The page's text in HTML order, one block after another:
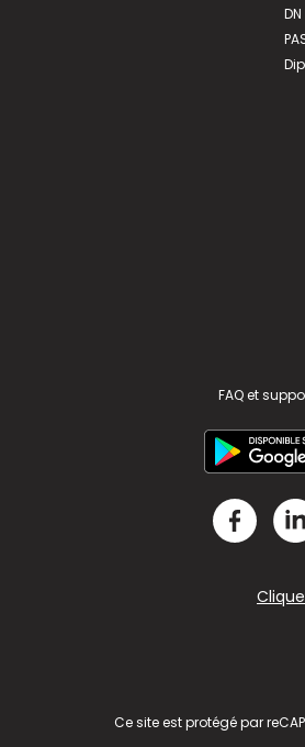
FAQ et
Ce site est protégé par